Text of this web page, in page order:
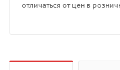
отличаться от цен в